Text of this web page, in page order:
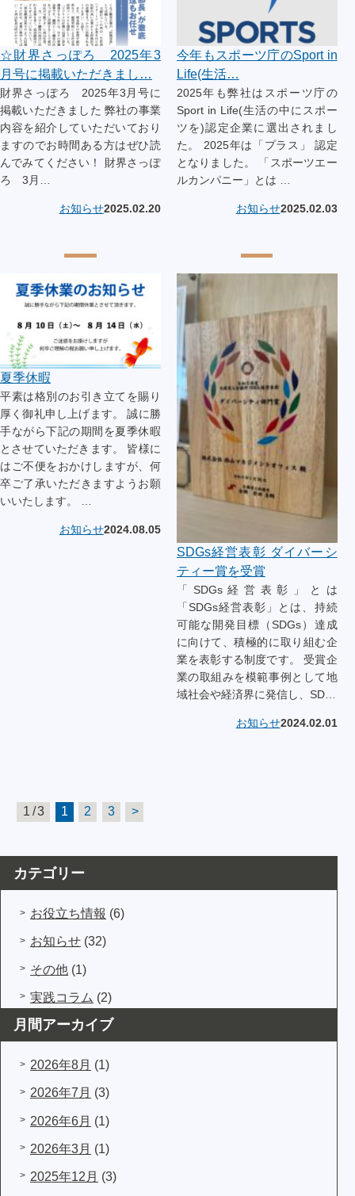
☆財界さっぽろ 2025年3
月号に掲載いただきまし…
財界さっぽろ 2025年3月号に
掲載いただきました 弊社の事業
内容を紹介していただいており
ますのでお時間ある方はぜひ読
んでみてください！ 財界さっぽ
ろ 3月…
お知らせ2025.02.20
今年もスポーツ庁のSport in
Life(生活…
2025年も弊社はスポーツ庁の
Sport in Life(生活の中にスポー
ツを)認定企業に選出されまし
た。 2025年は「プラス」 認定
となりました。 「スポーツエー
ルカンパニー」とは …
お知らせ2025.02.03
夏季休暇
平素は格別のお引き立てを賜り
厚く御礼申し上げます。 誠に勝
手ながら下記の期間を夏季休暇
とさせていただきます。 皆様に
はご不便をおかけしますが、何
卒ご了承いただきますようお願
いいたします。 …
お知らせ2024.08.05
SDGs経営表彰 ダイバーシ
ティー賞を受賞
「SDGs経営表彰」とは
「SDGs経営表彰」とは、持続
可能な開発目標（SDGs）達成
に向けて、積極的に取り組む企
業を表彰する制度です。 受賞企
業の取組みを模範事例として地
域社会や経済界に発信し、SD…
お知らせ2024.02.01
1 / 3 1 2 3 >
カテゴリー
お役立ち情報 (6)
お知らせ (32)
その他 (1)
実践コラム (2)
月間アーカイブ
2026年8月 (1)
2026年7月 (3)
2026年6月 (1)
2026年3月 (1)
2025年12月 (3)